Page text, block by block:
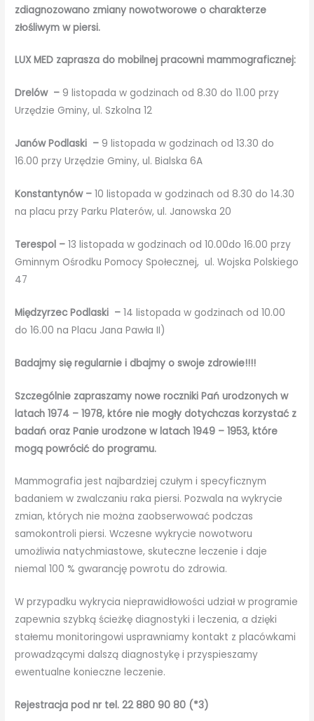
zdiagnozowano zmiany nowotworowe o charakterze
złośliwym w piersi.
LUX MED zaprasza do mobilnej pracowni mammograficznej:
Drelów – 9 listopada w godzinach od 8.30 do 11.00 przy
Urzędzie Gminy, ul. Szkolna 12
Janów Podlaski – 9 listopada w godzinach od 13.30 do
16.00 przy Urzędzie Gminy, ul. Bialska 6A
Konstantynów –10 listopada w godzinach od 8.30 do 14.30
na placu przy Parku Platerów, ul. Janowska 20
Terespol –13 listopada w godzinach od 10.00do 16.00 przy
Gminnym Ośrodku Pomocy Społecznej, ul. Wojska Polskiego
47
Międzyrzec Podlaski –14 listopada w godzinach od 10.00
do 16.00 na Placu Jana Pawła II)
Badajmy się regularnie i dbajmy o swoje zdrowie!!!!
Szczególnie zapraszamy nowe roczniki Pań urodzonych w
latach 1974 – 1978, które nie mogły dotychczas korzystać z
badań oraz Panie urodzone w latach 1949 – 1953, które
mogą powrócić do programu.
Mammografia jest najbardziej czułym i specyficznym
badaniem w zwalczaniu raka piersi. Pozwala na wykrycie
zmian, których nie można zaobserwować podczas
samokontroli piersi. Wczesne wykrycie nowotworu
umożliwia natychmiastowe, skuteczne leczenie i daje
niemal 100 % gwarancję powrotu do zdrowia.
W przypadku wykrycia nieprawidłowości udział w programie
zapewnia szybką ścieżkę diagnostyki i leczenia, a dzięki
stałemu monitoringowi usprawniamy kontakt z placówkami
prowadzącymi dalszą diagnostykę i przyspieszamy
ewentualne konieczne leczenie.
Rejestracja pod nr tel. 22 880 90 80 (*3)